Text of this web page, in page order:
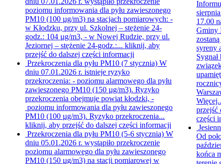
poziomu informowania dla pyłu zawieszonego
PM10 (100 µg/m3) na stacjach pomiarowych: -
w Kłodzku, przy ul. Szkolnej – stężenie 24-
godz.: 104 µg/m3, - w Nowej Rudzie, przy ul.
Jeziornej – stężenie 24-godz.:... kliknij, aby
przejść do dalszej części informacji
Przekroczenia dla pyłu PM10 (7 stycznia) W
dniu 07.01.2026 r. istnieje ryzyko
przekroczenia: - poziomu alarmowego dla pyłu
zawieszonego PM10 (150 µg/m3). Ryzyko
przekroczenia obejmuje powiat kłodzki, -
poziomu informowania dla pyłu zawieszonego
PM10 (100 µg/m3). Ryzyko przekroczenia...
kliknij, aby przejść do dalszej części informacji
Przekroczenia dla pyłu PM10 (5-6 stycznia) W
dniu 05.01.2026 r. wystąpiło przekroczenie
poziomu alarmowego dla pyłu zawieszonego
PM10 (150 µg/m3) na stacji pomiarowej w
17.00
Gminy
syreny
przejść
części
Od
końca